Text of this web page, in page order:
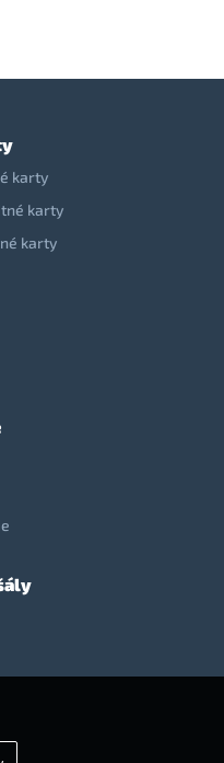
karty
karty
karty